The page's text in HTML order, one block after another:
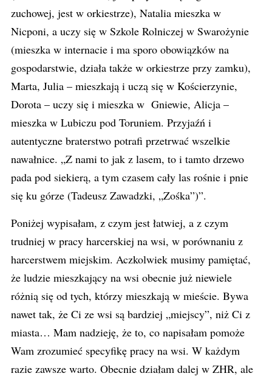
zuchowej, jest w orkiestrze), Natalia mieszka w
Nicponi, a uczy się w Szkole Rolniczej w Swarożynie
(mieszka w internacie i ma sporo obowiązków na
gospodarstwie, działa także w orkiestrze przy zamku),
Marta, Julia – mieszkają i uczą się w Kościerzynie,
Dorota – uczy się i mieszka w Gniewie, Alicja –
mieszka w Lubiczu pod Toruniem. Przyjaźń i
autentyczne braterstwo potrafi przetrwać wszelkie
nawałnice. „Z nami to jak z lasem, to i tamto drzewo
pada pod siekierą, a tym czasem cały las rośnie i pnie
się ku górze (Tadeusz Zawadzki, „Zośka”)”.
Poniżej wypisałam, z czym jest łatwiej, a z czym
trudniej w pracy harcerskiej na wsi, w porównaniu z
harcerstwem miejskim. Aczkolwiek musimy pamiętać,
że ludzie mieszkający na wsi obecnie już niewiele
różnią się od tych, którzy mieszkają w mieście. Bywa
nawet tak, że Ci ze wsi są bardziej „miejscy”, niż Ci z
miasta… Mam nadzieję, że to, co napisałam pomoże
Wam zrozumieć specyfikę pracy na wsi. W każdym
razie zawsze warto. Obecnie działam dalej w ZHR, ale